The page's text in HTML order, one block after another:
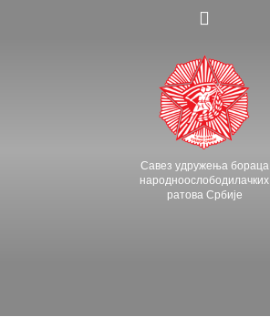
Савез удружења бораца
народноослободилачких
ратова Србије